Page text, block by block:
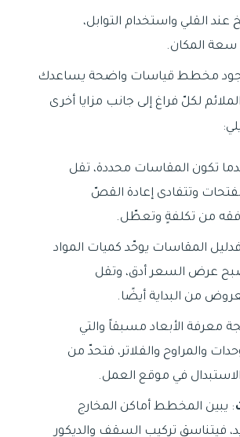
القلي واستخدام التوابل،
المكان.
وجود مخطط قياسات واضحة يساعدك
لكلّ فراغ إلى جانب مزايا أخرى
تكون المقاسات محددة، تقل
وتتفادى إعادة القصّ
من تكلفةٍ وتعطّل.
المقاسات يوحّد كميات المواد
عرض السعر أدق، وتقل
من البداية أيضًا.
معرفة الأبعاد مسبقاً والتي
والمراوح والفلاتر، فتحدّ من
في موقع العمل.
: يبين المخطط أماكن المخارج
فيتناسق تركيب السقف والديكور